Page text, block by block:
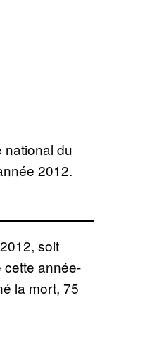
national du
2012.
soit
cette année-
la mort, 75